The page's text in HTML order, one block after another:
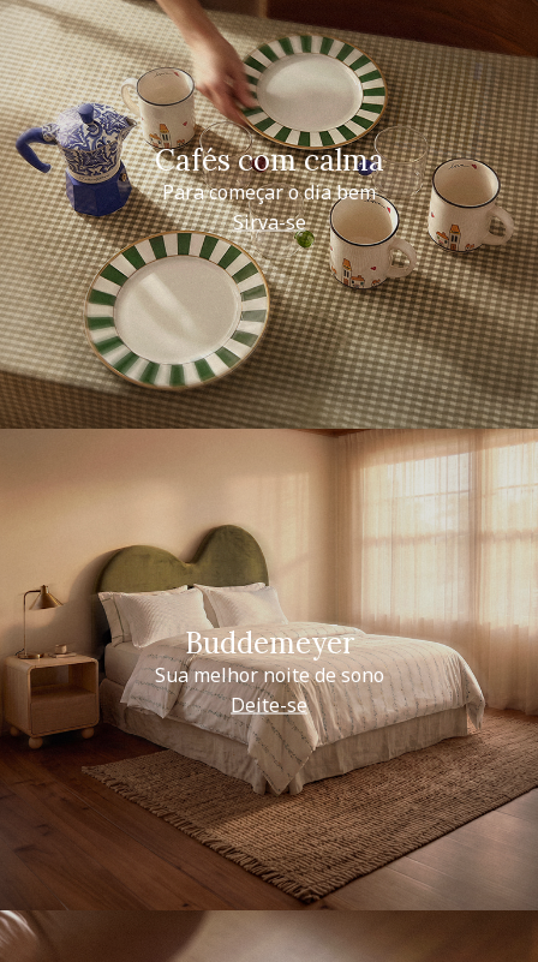
Cafés com calma
Para começar o dia bem
Sirva-se
Buddemeyer
Sua melhor noite de sono
Deite-se